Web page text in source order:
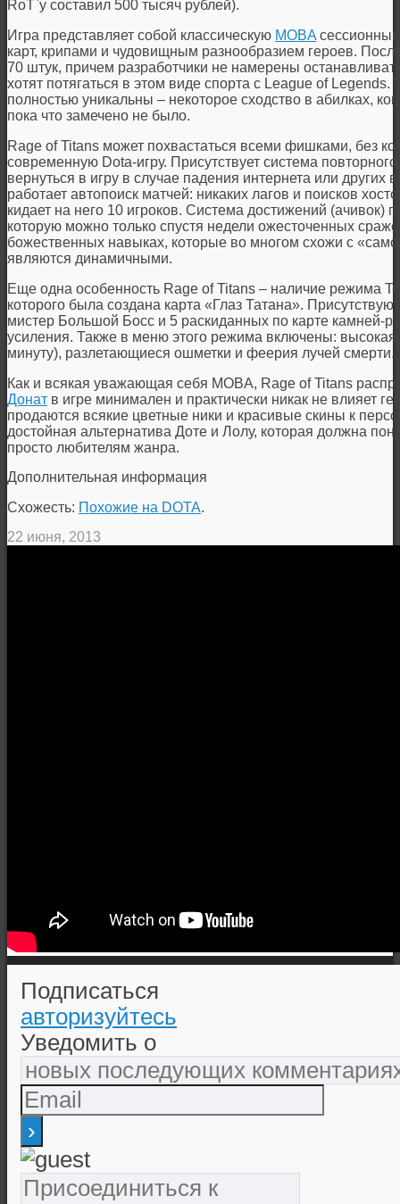
RoT`у составил 500 тысяч рублей).
Игра представляет собой классическую MOBA
карт, крипами и чудовищным разнообразием героев.
70 штук, причем разработчики не намерены
хотят потягаться в этом виде спорта с League of Legends.
полностью уникальны – некоторое сходство в абилках,
пока что замечено не было.
Rage of Titans может похвастаться всеми фишками, без
современную Dota-игру. Присутствует система
вернуться в игру в случае падения интернета или других
работает автопоиск матчей: никаких лагов и поисков
кидает на него 10 игроков. Система достижений (ачивок)
которую можно только спустя недели ожесточенных
божественных навыках, которые во многом схожи с
являются динамичными.
Еще одна особенность Rage of Titans – наличие режима
которого была создана карта «Глаз Татана».
мистер Большой Босс и 5 раскиданных по карте камней-
усиления. Также в меню этого режима включены:
минуту), разлетающиеся ошметки и феерия лучей смерти.
Как и всякая уважающая себя MOBA, Rage of Titans
Донат в игре минимален и практически никак не влияет
продаются всякие цветные ники и красивые скины к
достойная альтернатива Доте и Лолу, которая должна
просто любителям жанра.
Дополнительная информация
Схожесть: Похожие на DOTA.
22 июня, 2013
Подписаться
авторизуйтесь
Уведомить о